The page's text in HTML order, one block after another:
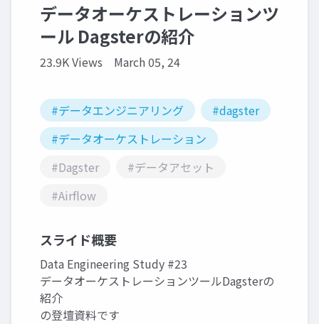
データオーケストレーションツ
ール Dagsterの紹介
23.9K Views March 05, 24
#データエンジニアリング
#dagster
#データオーケストレーション
#Dagster
#データアセット
#Airflow
スライド概要
Data Engineering Study #23
データオーケストレーションツールDagsterの
紹介
の登壇資料です